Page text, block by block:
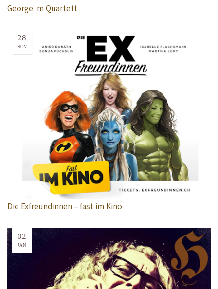
George im Quartett
28
NOV
Die Exfreundinnen – fast im Kino
02
JAN